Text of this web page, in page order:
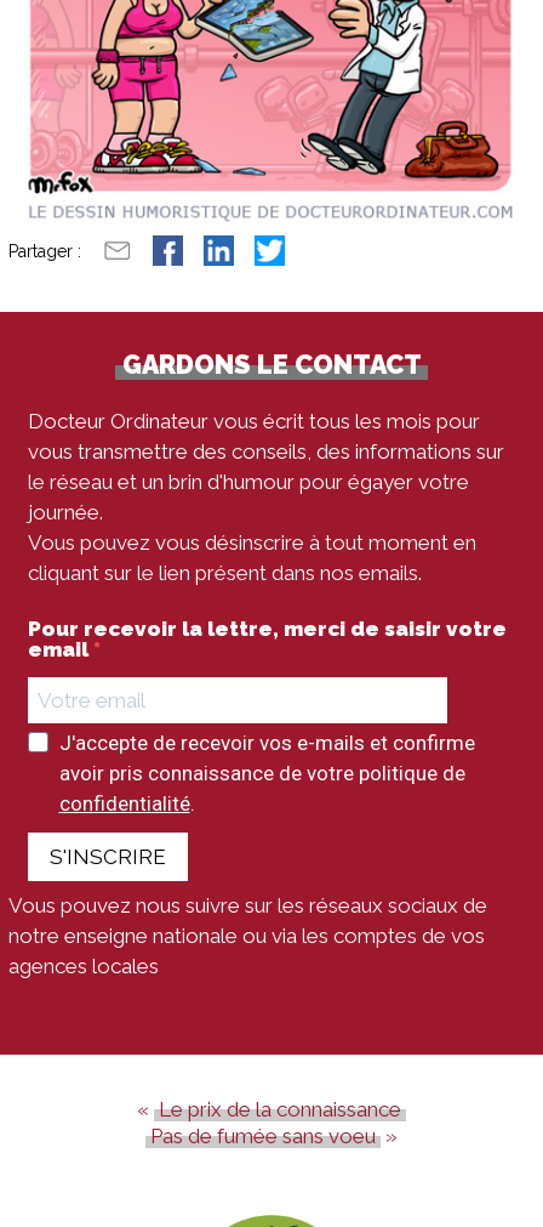
Partager :
GARDONS LE CONTACT
Docteur Ordinateur vous écrit tous les mois pour
vous transmettre des conseils, des informations sur
le réseau et un brin d'humour pour égayer votre
journée.
Vous pouvez vous désinscrire à tout moment en
cliquant sur le lien présent dans nos emails.
Pour recevoir la lettre, merci de saisir votre
email
J'accepte de recevoir vos e-mails et confirme
avoir pris connaissance de votre politique de
confidentialité.
S'INSCRIRE
Vous pouvez nous suivre sur les réseaux sociaux de
notre enseigne nationale ou via les comptes de vos
agences locales
Le prix de la connaissance
Pas de fumée sans voeu